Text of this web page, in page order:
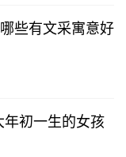
些有文采寓意好
初一生的女孩